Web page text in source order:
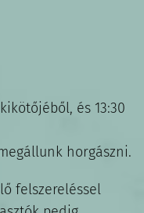
és 13:30
horgászni.
felszereléssel